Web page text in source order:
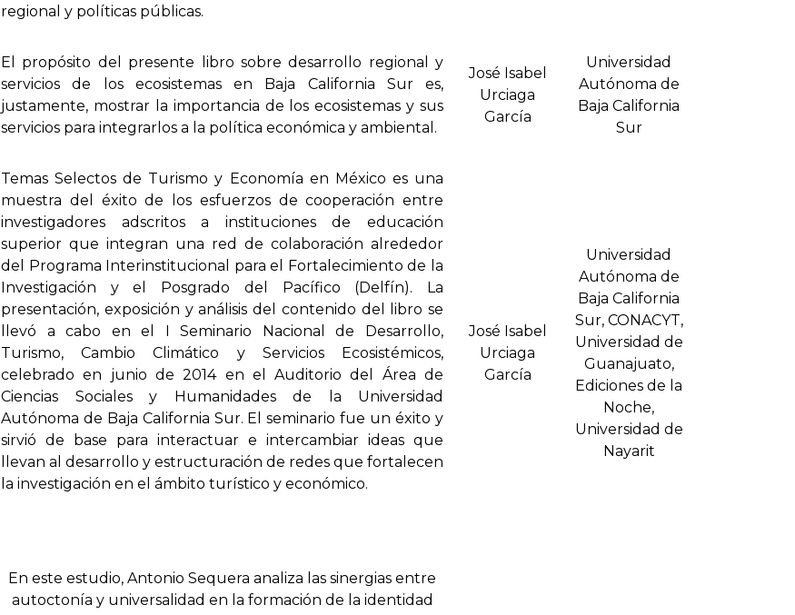
regional y políticas públicas.
El propósito del presente libro sobre desarrollo regional y
servicios de los ecosistemas en Baja California Sur es,
justamente, mostrar la importancia de los ecosistemas y sus
servicios para integrarlos a la política económica y ambiental.
José Isabel
Urciaga
Garcí­a
Universidad
Autónoma de
Baja California
Sur
Temas Selectos de Turismo y Economía en México es una
muestra del éxito de los esfuerzos de cooperación entre
investigadores adscritos a instituciones de educación
superior que integran una red de colaboración alrededor
del Programa Interinstitucional para el Fortalecimiento de la
Investigación y el Posgrado del Pacífico (Delfín). La
presentación, exposición y análisis del contenido del libro se
llevó a cabo en el I Seminario Nacional de Desarrollo,
Turismo, Cambio Climático y Servicios Ecosistémicos,
celebrado en junio de 2014 en el Auditorio del Área de
Ciencias Sociales y Humanidades de la Universidad
Autónoma de Baja California Sur. El seminario fue un éxito y
sirvió de base para interactuar e intercambiar ideas que
llevan al desarrollo y estructuración de redes que fortalecen
la investigación en el ámbito turístico y económico.
José Isabel
Urciaga
Garcí­a
Universidad
Autónoma de
Baja California
Sur, CONACYT,
Universidad de
Guanajuato,
Ediciones de la
Noche,
Universidad de
Nayarit
En este estudio, Antonio Sequera analiza las sinergias entre
autoctonía y universalidad en la formación de la identidad